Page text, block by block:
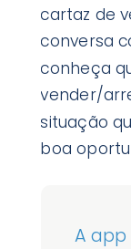
cartaz de
conversa
conheça
vender/
situação
boa
A